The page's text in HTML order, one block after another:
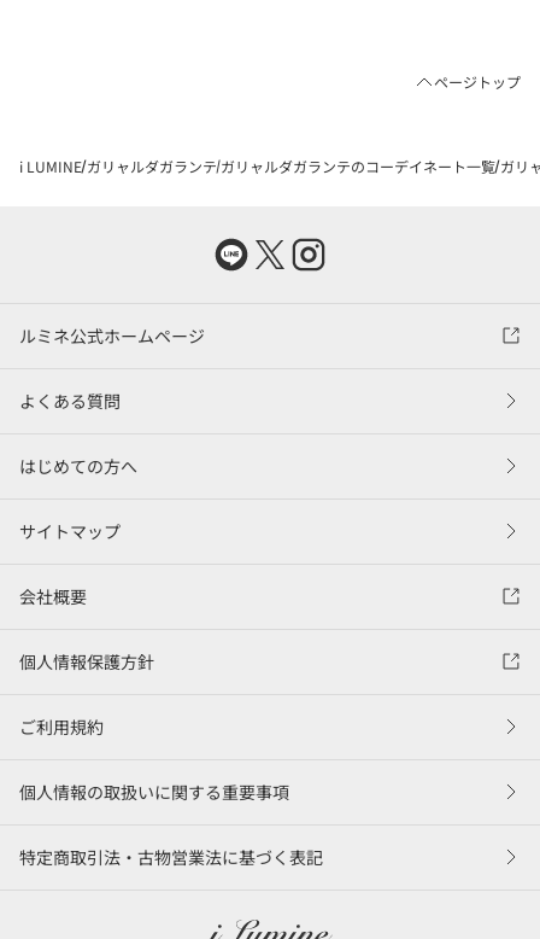
ページトップ
i LUMINE ガリャルダガランテ ガリャルダガランテのコーデイネート一覧 ガリ
ルミネ公式ホームページ
よくある質問
はじめての方へ
サイトマップ
会社概要
個人情報保護方針
ご利用規約
個人情報の取扱いに関する重要事項
特定商取引法・古物営業法に基づく表記